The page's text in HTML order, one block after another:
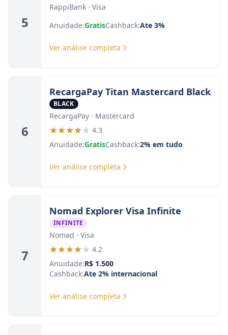
5
RappiBank · Visa
Anuidade:GratisCashback:Ate 3%
Ver análise completa
6
RecargaPay Titan Mastercard Black
BLACK
RecargaPay · Mastercard
4.3
Anuidade:GratisCashback:2% em tudo
Ver análise completa
7
Nomad Explorer Visa Infinite
INFINITE
Nomad · Visa
4.2
Anuidade:R$ 1.500
Cashback:Ate 2% internacional
Ver análise completa